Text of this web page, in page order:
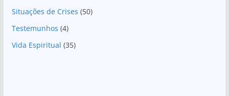
Situações de Crises (50)
Testemunhos (4)
Vida Espiritual (35)